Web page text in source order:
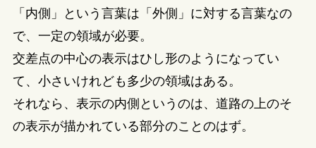
「内側」という言葉は「外側」に対する言葉なの
で、一定の領域が必要。
交差点の中心の表示はひし形のようになってい
て、小さいけれども多少の領域はある。
それなら、表示の内側というのは、道路の上のそ
の表示が描かれている部分のことのはず。